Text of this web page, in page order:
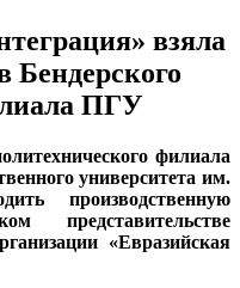
взяла
Бендерского
ПГУ
филиала
университета им.
производственную
представительстве
«Евразийская